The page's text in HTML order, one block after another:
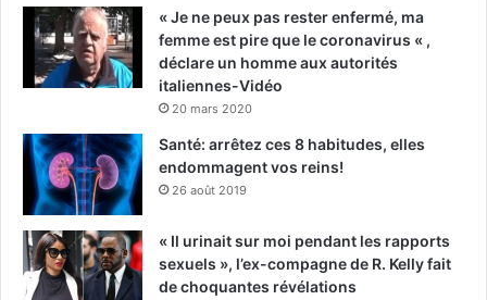
« Je ne peux pas rester enfermé, ma
femme est pire que le coronavirus « ,
déclare un homme aux autorités
italiennes-Vidéo
20 mars 2020
Santé: arrêtez ces 8 habitudes, elles
endommagent vos reins!
26 août 2019
« Il urinait sur moi pendant les rapports
sexuels », l’ex-compagne de R. Kelly fait
de choquantes révélations